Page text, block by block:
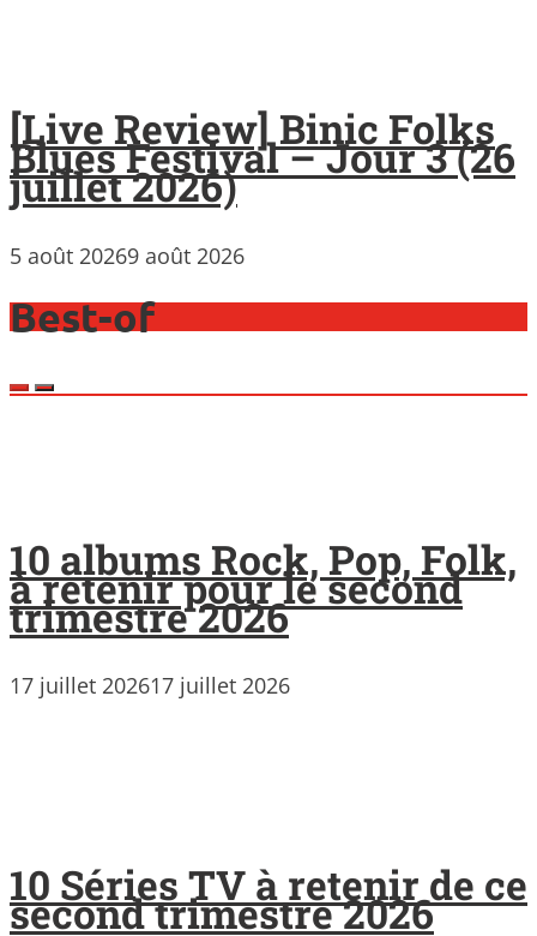
[Live Review] Binic Folks
Blues Festival – Jour 3 (26
juillet 2026)
5 août 20269 août 2026
Best-of
10 albums Rock, Pop, Folk,
à retenir pour le second
trimestre 2026
17 juillet 202617 juillet 2026
10 Séries TV à retenir de ce
second trimestre 2026